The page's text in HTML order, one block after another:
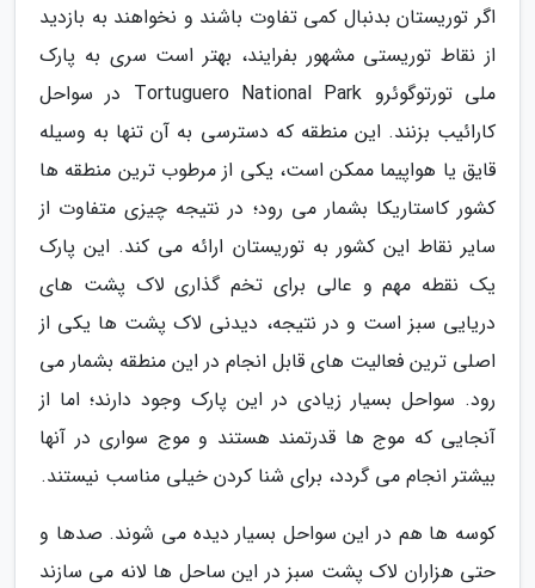
اگر توریستان بدنبال کمی تفاوت باشند و نخواهند به بازدید
از نقاط توریستی مشهور بفرایند، بهتر است سری به پارک
ملی تورتوگوئرو Tortuguero National Park در سواحل
کارائیب بزنند. این منطقه که دسترسی به آن تنها به وسیله
قایق یا هواپیما ممکن است، یکی از مرطوب ترین منطقه ها
کشور کاستاریکا بشمار می رود؛ در نتیجه چیزی متفاوت از
سایر نقاط این کشور به توریستان ارائه می کند. این پارک
یک نقطه مهم و عالی برای تخم گذاری لاک پشت های
دریایی سبز است و در نتیجه، دیدنی لاک پشت ها یکی از
اصلی ترین فعالیت های قابل انجام در این منطقه بشمار می
رود. سواحل بسیار زیادی در این پارک وجود دارند؛ اما از
آنجایی که موج ها قدرتمند هستند و موج سواری در آنها
بیشتر انجام می گردد، برای شنا کردن خیلی مناسب نیستند.
کوسه ها هم در این سواحل بسیار دیده می شوند. صدها و
حتی هزاران لاک پشت سبز در این ساحل ها لانه می سازند